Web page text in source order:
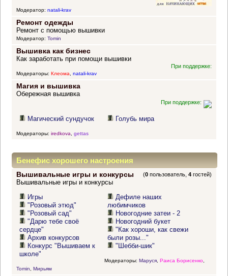
Модератор: natali-krav
Ремонт одежды
Ремонт с помощью вышивки
Модератор: Tomin
Вышивка как бизнес
Как заработать при помощи вышивки
При поддержке:
Модераторы: Клеома, natali-krav
Магия и вышивка
Обережная вышивка
При поддержке:
Магический сундучок Голубь мира
Модераторы: iredkova gettas
Бенефис хорошего настроения
Вышивальные игры и конкурсы (0 пользователь,4 гостей)
Вышивальные игры и конкурсы
Игры
"Розовый этюд"
"Розовый сад"
"Дарю тебе своё
сердце"
Архив конкурсов
Конкурс "Вышиваем к
школе"
Дефиле наших
любимчиков
Новогодние затеи - 2
Новогодний букет
"Как хороши, как свежи
были розы..."
"Шебби-шик"
Модераторы: Маруся, Раиса Борисенко,
Tomin
Мирьям